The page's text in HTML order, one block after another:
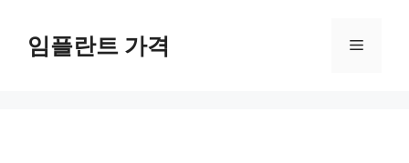
임플란트 가격 메